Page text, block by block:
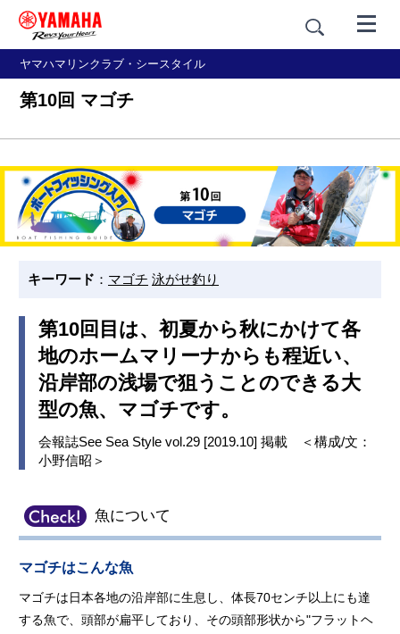
ヤマハマリンクラブ・シースタイル
第10回 マゴチ
キーワード ： マゴチ 泳がせ釣り
第10回目は、初夏から秋にかけて各
地のホームマリーナからも程近い、
沿岸部の浅場で狙うことのできる大
型の魚、マゴチです。
会報誌See Sea Style vol.29 [2019.10] 掲載 ＜構成/文：
小野信昭＞
魚について
マゴチはこんな魚
マゴチは日本各地の沿岸部に生息し、体長70センチ以上にも達
する魚で、頭部が扁平しており、その頭部形状から"フラットヘ